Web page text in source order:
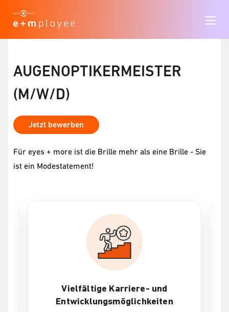
AUGENOPTIKERMEISTER
(M/W/D)
Jetzt bewerben
Für eyes + more ist die Brille mehr als eine Brille - Sie
ist ein Modestatement!
Vielfältige Karriere- und
Entwicklungsmöglichkeiten